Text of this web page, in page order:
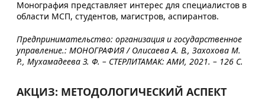
Монография представляет интерес для специалистов в
области МСП, студентов, магистров, аспирантов.
Предпринимательство: организация и государственное
управление.: МОНОГРАФИЯ / Олисаева А. В., Захохова М.
Р., Мухамадеева З. Ф. – СТЕРЛИТАМАК: АМИ, 2021. – 126 С.
АКЦИЗ: МЕТОДОЛОГИЧЕСКИЙ АСПЕКТ